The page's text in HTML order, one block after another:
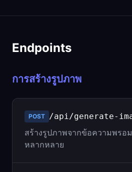
Endpoints
การสร้างรูปภาพ
POST /api/generate-
สร้างรูปภาพจากข้อความพรอ
หลากหลาย